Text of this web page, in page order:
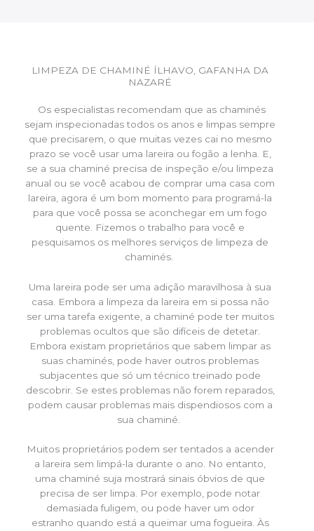
LIMPEZA DE CHAMINÉ ÍLHAVO, GAFANHA DA
NAZARÉ
Os especialistas recomendam que as chaminés
sejam inspecionadas todos os anos e limpas sempre
que precisarem, o que muitas vezes cai no mesmo
prazo se você usar uma lareira ou fogão a lenha. E,
se a sua chaminé precisa de inspeção e/ou limpeza
anual ou se você acabou de comprar uma casa com
lareira, agora é um bom momento para programá-la
para que você possa se aconchegar em um fogo
quente. Fizemos o trabalho para você e
pesquisamos os melhores serviços de limpeza de
chaminés.
Uma lareira pode ser uma adição maravilhosa à sua
casa. Embora a limpeza da lareira em si possa não
ser uma tarefa exigente, a chaminé pode ter muitos
problemas ocultos que são difíceis de detetar.
Embora existam proprietários que sabem limpar as
suas chaminés, pode haver outros problemas
subjacentes que só um técnico treinado pode
descobrir. Se estes problemas não forem reparados,
podem causar problemas mais dispendiosos com a
sua chaminé.
Muitos proprietários podem ser tentados a acender
a lareira sem limpá-la durante o ano. No entanto,
uma chaminé suja mostrará sinais óbvios de que
precisa de ser limpa. Por exemplo, pode notar
demasiada fuligem, ou pode haver um odor
estranho quando está a queimar uma fogueira. Às